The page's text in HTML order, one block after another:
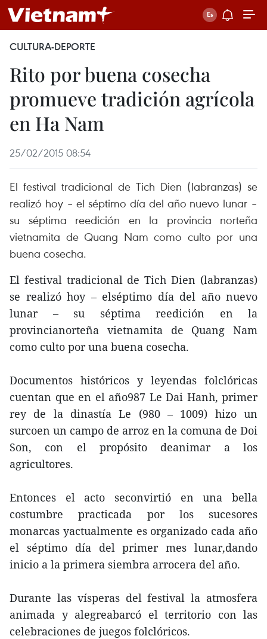
CULTURA-DEPORTE
Rito por buena cosecha
promueve tradición agrícola
en Ha Nam
25/02/2015 08:54
El festival tradicional de Tich Dien (labranzas) se
realizó hoy – el séptimo día del año nuevo lunar –
su séptima reedición en la provincia norteña
vietnamita de Quang Nam como culto por una
buena cosecha.
El festival tradicional de Tich Dien (labranzas)
se realizó hoy – elséptimo día del año nuevo
lunar – su séptima reedición en la
provincianorteña vietnamita de Quang Nam
como culto por una buena cosecha.
Documentos históricos y leyendas folclóricas
cuentan que en el año987 Le Dai Hanh, primer
rey de la dinastía Le (980 – 1009) hizo un
surcoen un campo de arroz en la comuna de Doi
Son, con el propósito deanimar a los
agricultores.
Entonces el acto seconvirtió en una bella
costumbre practicada por los sucesores
monarcas yactualmente es organizado cada año
el séptimo día del primer mes lunar,dando
inicio a la primera siembra arrocera del año.
Durante las vísperas del festival la atmosfera
animada y alegreabarcó el territorio con las
celebraciones de juegos folclóricos.